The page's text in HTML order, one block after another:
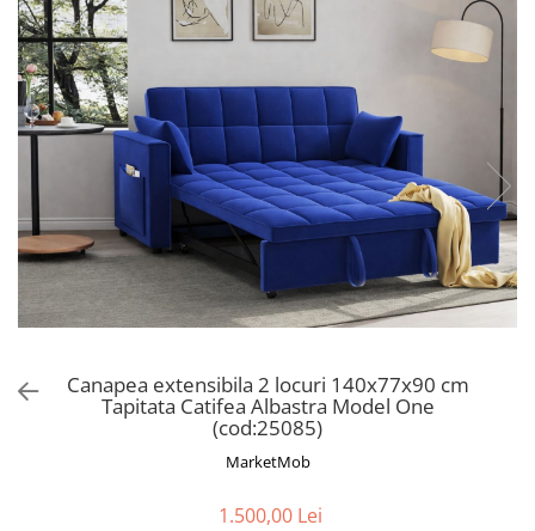
Canapea extensibila 2 locuri 140x77x90 cm
Tapitata Catifea Albastra Model One
(cod:25085)
MarketMob
1.500,00 Lei